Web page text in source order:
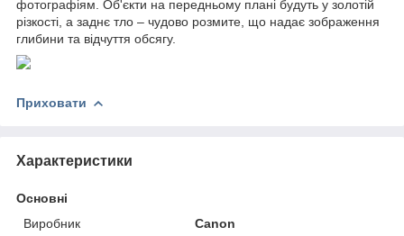
фотографіям. Об'єкти на передньому плані будуть у золотій
різкості, а заднє тло – чудово розмите, що надає зображення
глибини та відчуття обсягу.
Приховати
Характеристики
Основні
Виробник
Canon